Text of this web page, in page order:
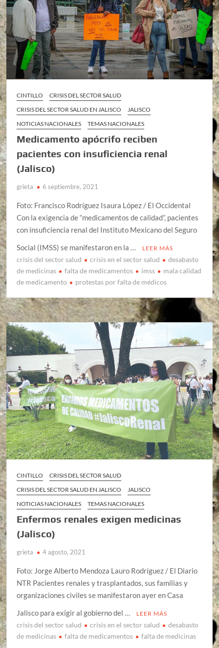
CINTILLO
CRISIS DEL SECTOR SALUD
CRISIS DEL SECTOR SALUD EN JALISCO
JALISCO
NOTICIAS NACIONALES
TEMAS NACIONALES
Medicamento apócrifo reciben
pacientes con insuficiencia renal
(Jalisco)
grieta 6 septiembre, 2021
Foto: Francisco Rodríguez Isaura López / El Occidental
Con la exigencia de “medicamentos de calidad”, pacientes
con insuficiencia renal del Instituto Mexicano del Seguro
Social (IMSS) se manifestaron en la …
LEER MÁS
crisis del sector salud crisis en el sector salud
desabasto
de medicinas
falta de medicamentos imss
mala calidad
de medicamento
protestas por falta de médicos
CINTILLO
CRISIS DEL SECTOR SALUD
CRISIS DEL SECTOR SALUD EN JALISCO
JALISCO
NOTICIAS NACIONALES
TEMAS NACIONALES
Enfermos renales exigen medicinas
(Jalisco)
grieta 4 agosto, 2021
Foto: Jorge Alberto Mendoza Lauro Rodríguez / El Diario
NTR Pacientes renales y trasplantados, sus familias y
organizaciones civiles se manifestaron ayer en Casa
Jalisco para exigir al gobierno del …
LEER MÁS
crisis del sector salud crisis en el sector salud
desabasto
de medicinas
falta de medicamentos falta de medicinas